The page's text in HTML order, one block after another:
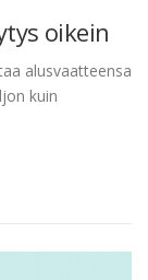
oikein
alusvaatteensa
kuin